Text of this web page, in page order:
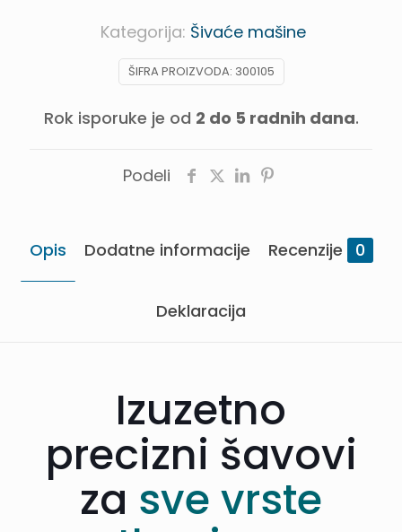
Rok isporuke je od 2 do 5 radnih dana.
ŠIFRA PROIZVODA: 300105
Kategorija: Šivaće mašine
Podeli
Opis Dodatne informacije Recenzije 0
Deklaracija
Izuzetno
precizni šavovi
za sve vrste